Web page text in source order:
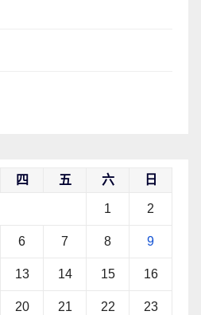
四 五 六 日
1 2
6 7 8 9
13 14 15 16
20 21 22 23